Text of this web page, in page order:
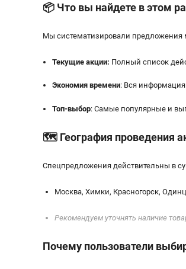
📦 Что вы найдете в этом
Мы систематизировали предложения
Текущие акции: Полный список
Экономия времени: Вся информация
Топ-выбор: Самые популярные и
🗺️ География проведения
Спецпредложения действительны в
Москва, Химки, Красногорск,
Рекомендуем уточнять наличие
Почему пользователи